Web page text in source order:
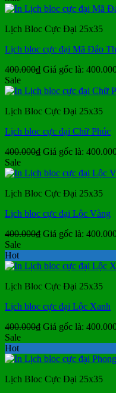
Lịch Bloc Cực Đại 25x35
Lịch bloc cực đại Mã Đáo
400.000₫ Giá gốc là:
Sale
Lịch Bloc Cực Đại 25x35
Lịch bloc cực đại Chữ Phúc
400.000₫ Giá gốc là:
Sale
Lịch Bloc Cực Đại 25x35
Lịch bloc cực đại Lộc Vàng
400.000₫ Giá gốc là:
Sale
Hot
Lịch Bloc Cực Đại 25x35
Lịch bloc cực đại Lộc Xanh
400.000₫ Giá gốc là:
Sale
Hot
Lịch Bloc Cực Đại 25x35